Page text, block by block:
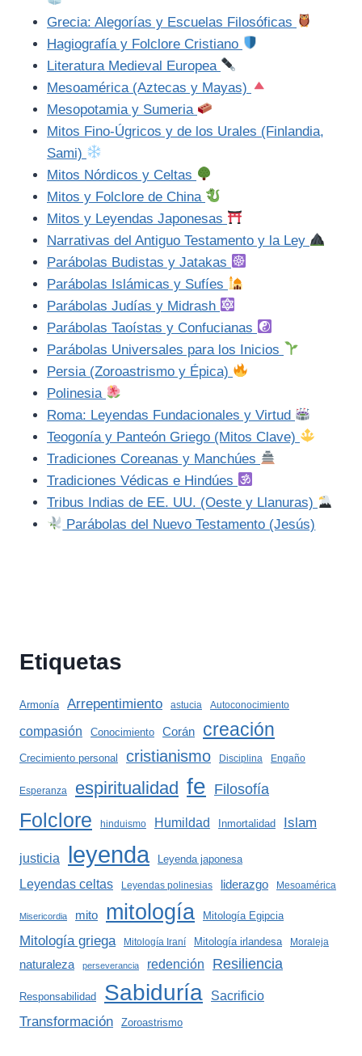
Grecia: Alegorías y Escuelas Filosóficas
Hagiografía y Folclore Cristiano
Literatura Medieval Europea
Mesoamérica (Aztecas y Mayas)
Mesopotamia y Sumeria
Mitos Fino-Úgricos y de los Urales (Finlandia,
Sami)
Mitos Nórdicos y Celtas
Mitos y Folclore de China
Mitos y Leyendas Japonesas
Narrativas del Antiguo Testamento y la Ley
Parábolas Budistas y Jatakas
Parábolas Islámicas y Sufíes
Parábolas Judías y Midrash
Parábolas Taoístas y Confucianas
Parábolas Universales para los Inicios
Persia (Zoroastrismo y Épica)
Polinesia
Roma: Leyendas Fundacionales y Virtud
Teogonía y Panteón Griego (Mitos Clave)
Tradiciones Coreanas y Manchúes
Tradiciones Védicas e Hindúes
Tribus Indias de EE. UU. (Oeste y Llanuras)
Parábolas del Nuevo Testamento (Jesús)
Etiquetas
Armonía Arrepentimiento astucia Autoconocimiento
compasión Conocimiento Corán creación
Crecimiento personal cristianismo Disciplina Engaño
Esperanza espiritualidad fe Filosofía
Folclore hinduismo Humildad Inmortalidad Islam
justicia leyenda Leyenda japonesa
Leyendas celtas Leyendas polinesias liderazgo Mesoamérica
Misericordia mito mitología Mitología Egipcia
Mitología griega Mitología Iraní Mitología irlandesa Moraleja
naturaleza perseverancia redención Resiliencia
Responsabilidad Sabiduría Sacrificio
Transformación Zoroastrismo